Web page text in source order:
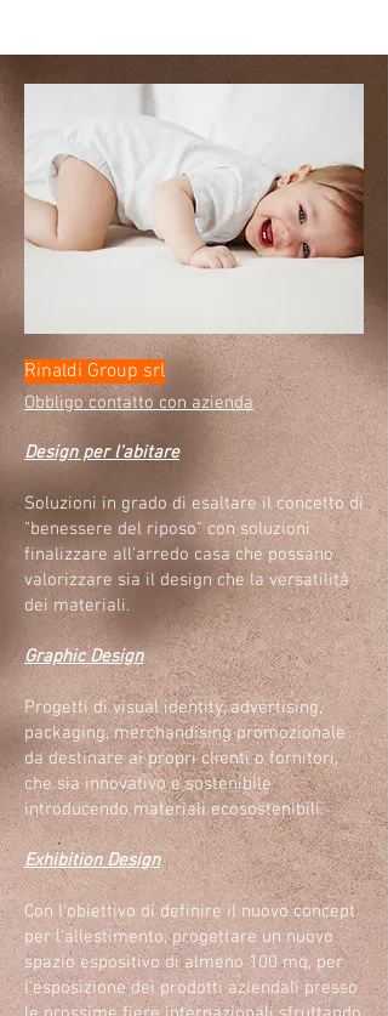
Rinaldi Group srl
Obbligo contatto con azienda
Design per l'abitare
Soluzioni in grado di esaltare il concetto di
"benessere del riposo" con soluzioni
finalizzare all'arredo casa che possano
valorizzare sia il design che la versatilità
dei materiali.
Graphic Design
Progetti di visual identity, advertising,
packaging, merchandising promozionale
da destinare ai propri clienti o fornitori,
che sia innovativo e sostenibile
introducendo materiali ecosostenibili.
Exhibition Design
Con l'obiettivo di definire il nuovo concept
per l'allestimento, progettare un nuovo
spazio espositivo di almeno 100 mq, per
l'esposizione dei prodotti aziendali presso